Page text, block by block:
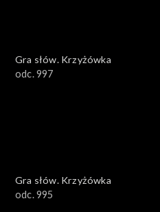
Gra słów. Krzyżówka
odc. 997
Gra słów. Krzyżówka
odc. 995